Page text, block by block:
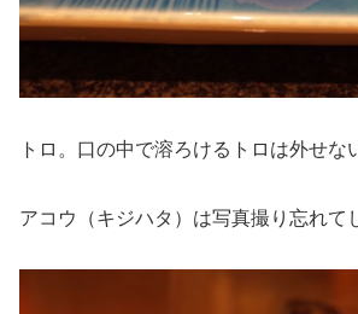
トロ。口の中で溶ろけるトロは外せな
アコウ（キジハタ）は写真撮り忘れて